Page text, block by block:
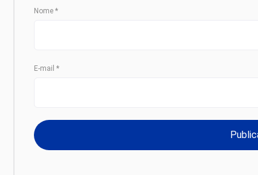
Nome *
E-mail *